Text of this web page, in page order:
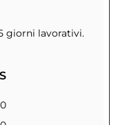
giorni lavorativi.